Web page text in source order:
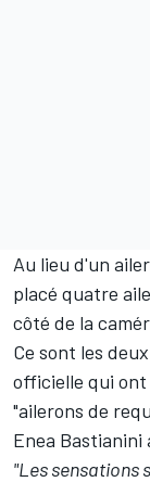
Au lieu d'un
placé quatre
côté de la
Ce sont les
officielle qui ont
"ailerons de
Enea Bastianini
"Les sensations